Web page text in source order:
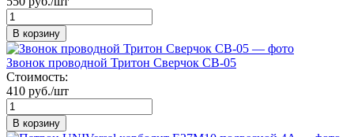
В корзину
Звонок проводной Тритон Сверчок СВ-05
Стоимость:
410 руб./шт
В корзину